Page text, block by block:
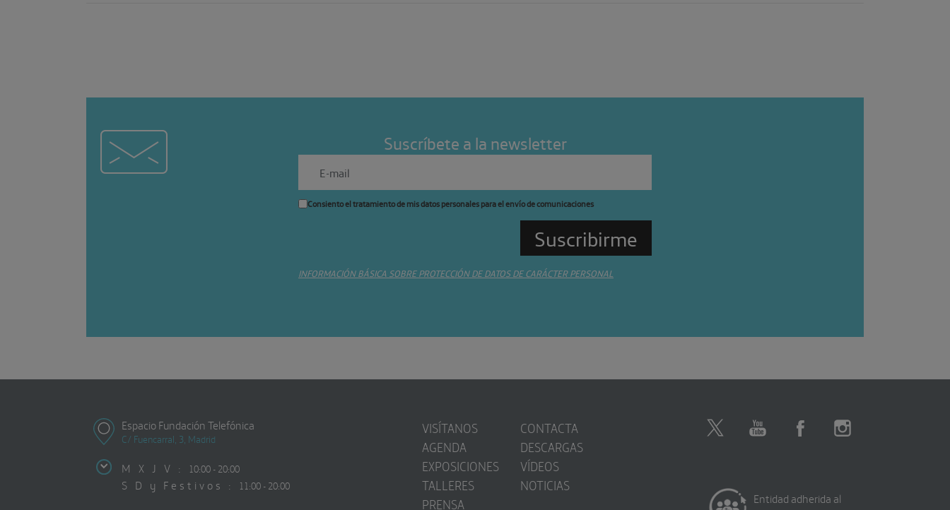
Suscríbete a la newsletter
Consiento el tratamiento de mis datos personales para el envío de comunicaciones
INFORMACIÓN BÁSICA SOBRE PROTECCIÓN DE DATOS DE CARÁCTER PERSONAL
Espacio Fundación Telefónica
C/ Fuencarral, 3, Madrid
M X J V : 10:00 - 20:00
S D y Festivos : 11:00 - 20:00
VISÍTANOS
AGENDA
EXPOSICIONES
TALLERES
PRENSA
CONTACTA
DESCARGAS
VÍDEOS
NOTICIAS
Entidad adherida al